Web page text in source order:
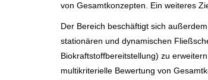
von Gesamtkonzepten. Ein weiteres
Der Bereich beschäftigt sich
stationären und dynamischen
Biokraftstoffbereitstellung) zu
multikriterielle Bewertung von